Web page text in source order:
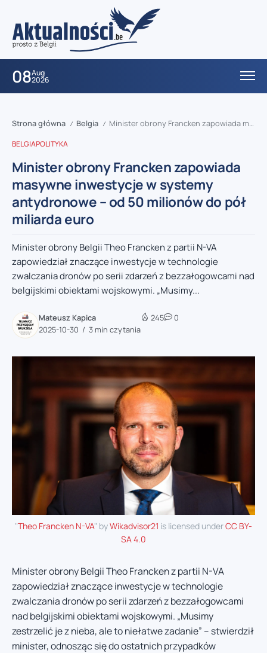
08Aug
2026
Strona główna / Belgia / Minister obrony Francken zapowiada masywne inwestycje w systemy antydronowe – od 50 milionów do pół miliarda euro
BELGIAPOLITYKA
Minister obrony Francken zapowiada
masywne inwestycje w systemy
antydronowe – od 50 milionów do pół
miliarda euro
Minister obrony Belgii Theo Francken z partii N-VA
zapowiedział znaczące inwestycje w technologie
zwalczania dronów po serii zdarzeń z bezzałogowcami nad
belgijskimi obiektami wojskowymi. „Musimy...
Mateusz Kapica
2025-10-30
3 min czytania
245 0
"Theo Francken N-VA" byWikadvisor21 is licensed underCC BY-
SA 4.0
Minister obrony Belgii Theo Francken z partii N-VA
zapowiedział znaczące inwestycje w technologie
zwalczania dronów po serii zdarzeń z bezzałogowcami
nad belgijskimi obiektami wojskowymi. „Musimy
zestrzelić je z nieba, ale to niełatwe zadanie” – stwierdził
minister, odnosząc się do ostatnich przypadków